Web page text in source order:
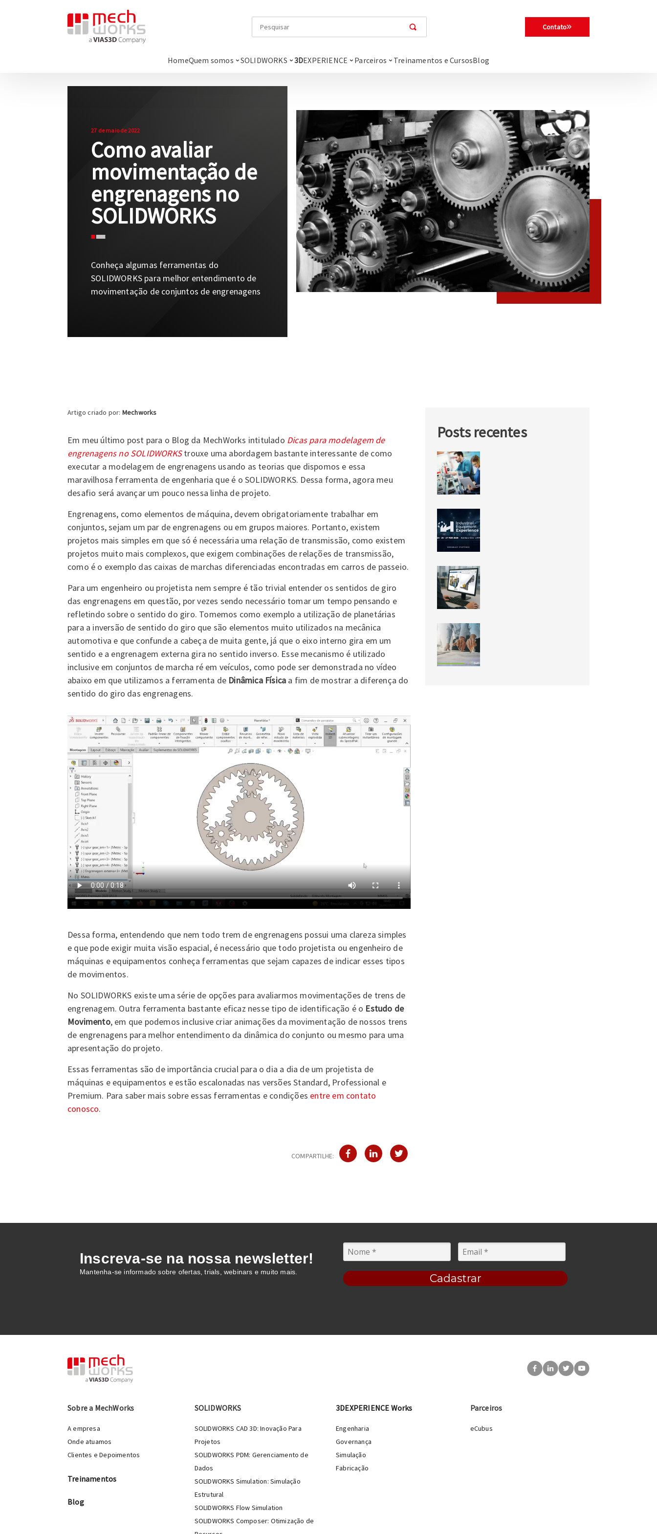
Contato
HomeQuem somos SOLIDWORKS 3DEXPERIENCE Parceiros Treinamentos e CursosBlog
27 de maio de 2022
Como avaliar
movimentação de
engrenagens no
SOLIDWORKS
Conheça algumas ferramentas do
SOLIDWORKS para melhor entendimento de
movimentação de conjuntos de engrenagens
Artigo criado por: Mechworks
Em meu último post para o Blog da MechWorks intitulado Dicas para modelagem de
engrenagens no SOLIDWORKStrouxe uma abordagem bastante interessante de como
executar a modelagem de engrenagens usando as teorias que dispomos e essa
maravilhosa ferramenta de engenharia que é o SOLIDWORKS. Dessa forma, agora meu
desafio será avançar um pouco nessa linha de projeto.
Engrenagens, como elementos de máquina, devem obrigatoriamente trabalhar em
conjuntos, sejam um par de engrenagens ou em grupos maiores. Portanto, existem
projetos mais simples em que só é necessária uma relação de transmissão, como existem
projetos muito mais complexos, que exigem combinações de relações de transmissão,
como é o exemplo das caixas de marchas diferenciadas encontradas em carros de passeio.
Para um engenheiro ou projetista nem sempre é tão trivial entender os sentidos de giro
das engrenagens em questão, por vezes sendo necessário tomar um tempo pensando e
refletindo sobre o sentido do giro. Tomemos como exemplo a utilização de planetárias
para a inversão de sentido do giro que são elementos muito utilizados na mecânica
automotiva e que confunde a cabeça de muita gente, já que o eixo interno gira em um
sentido e a engrenagem externa gira no sentido inverso. Esse mecanismo é utilizado
inclusive em conjuntos de marcha ré em veículos, como pode ser demonstrada no vídeo
abaixo em que utilizamos a ferramenta de Dinâmica Física a fim de mostrar a diferença do
sentido do giro das engrenagens.
Dessa forma, entendendo que nem todo trem de engrenagens possui uma clareza simples
e que pode exigir muita visão espacial, é necessário que todo projetista ou engenheiro de
máquinas e equipamentos conheça ferramentas que sejam capazes de indicar esses tipos
de movimentos.
No SOLIDWORKS existe uma série de opções para avaliarmos movimentações de trens de
engrenagem. Outra ferramenta bastante eficaz nesse tipo de identificação é o Estudo de
Movimento, em que podemos inclusive criar animações da movimentação de nossos trens
de engrenagens para melhor entendimento da dinâmica do conjunto ou mesmo para uma
apresentação do projeto.
Essas ferramentas são de importância crucial para o dia a dia de um projetista de
máquinas e equipamentos e estão escalonadas nas versões Standard, Professional e
Premium. Para saber mais sobre essas ferramentas e condições entre em contato
conosco.
COMPARTILHE:
Posts recentes
Standard for Students:
o software da indústria
agora gratuito para
estudantes
engenharia de
equipamentos
industriais acontece em
agosto
SOLIDWORKS 2026 SP3:
a Inteligência Artificial
finalmente chegou!
Inscreva-se na nossa newsletter!
Mantenha-se informado sobre ofertas, trials, webinars e muito mais. Cadastrar
Sobre a MechWorks
A empresa
Onde atuamos
Clientes e Depoimentos
Treinamentos
Blog
SOLIDWORKS
SOLIDWORKS CAD 3D: Inovação Para
Projetos
SOLIDWORKS PDM: Gerenciamento de
Dados
SOLIDWORKS Simulation: Simulação
Estrutural
SOLIDWORKS Flow Simulation
SOLIDWORKS Composer: Otimização de
3DEXPERIENCE Works
Engenharia
Governança
Simulação
Fabricação
Parceiros
eCubus